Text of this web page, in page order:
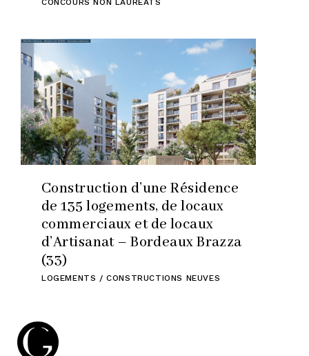
CONCOURS NON LAURÉATS
Construction d’une Résidence
de 135 logements, de locaux
commerciaux et de locaux
d’Artisanat – Bordeaux Brazza
(33)
LOGEMENTS / CONSTRUCTIONS NEUVES